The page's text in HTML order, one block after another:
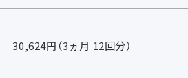
30,624円（3ヵ月 12回分）